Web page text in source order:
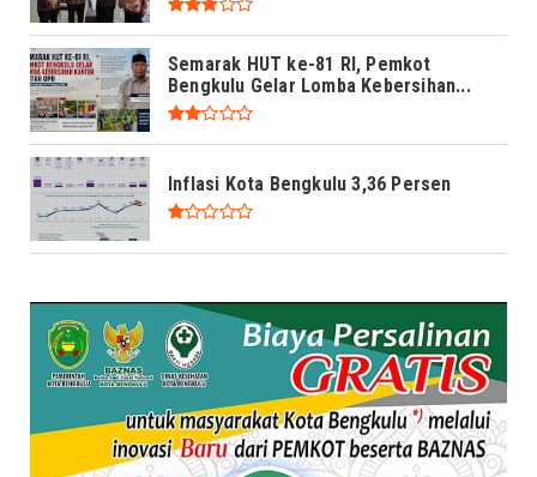
Semarak HUT ke-81 RI, Pemkot
Bengkulu Gelar Lomba Kebersihan...
Inflasi Kota Bengkulu 3,36 Persen